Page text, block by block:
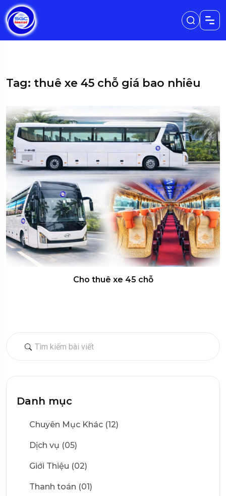
Danh mục
Chuyên Mục Khác (12)
Dịch vụ (05)
Giới Thiệu (02)
Thanh toán (01)
Tag: thuê xe 45 chỗ giá bao nhiêu
Cho thuê xe 45 chỗ